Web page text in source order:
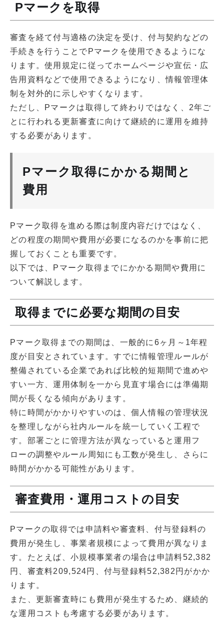
Pマークを取得
審査を経て付与適格の決定を受け、付与契約などの
手続きを行うことでPマークを使用できるようにな
ります。使用規定に従ってホームページや宣伝・広
告用資料などで使用できるようになり、情報管理体
制を対外的に示しやすくなります。
ただし、Pマークは取得して終わりではなく、2年ご
とに行われる更新審査に向けて継続的に運用を維持
する必要があります。
Pマーク取得にかかる期間と
費用
Pマーク取得を進める際は制度内容だけではなく、
どの程度の期間や費用が必要になるのかを事前に把
握しておくことも重要です。
以下では、Pマーク取得までにかかる期間や費用に
ついて解説します。
取得までに必要な期間の目安
Pマーク取得までの期間は、一般的に6ヶ月～1年程
度が目安とされています。すでに情報管理ルールが
整備されている企業であれば比較的短期間で進めや
すい一方、運用体制を一から見直す場合には準備期
間が長くなる傾向があります。
特に時間がかかりやすいのは、個人情報の管理状況
を整理しながら社内ルールを統一していく工程で
す。部署ごとに管理方法が異なっていると運用フ
ローの調整やルール周知にも工数が発生し、さらに
時間がかかる可能性があります。
審査費用・運用コストの目安
Pマークの取得では申請料や審査料、付与登録料の
費用が発生し、事業者規模によって費用が異なりま
す。たとえば、小規模事業者の場合は申請料52,382
円、審査料209,524円、付与登録料52,382円がかか
ります。
また、更新審査時にも費用が発生するため、継続的
な運用コストも考慮する必要があります。